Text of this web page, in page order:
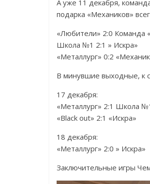
А уже 11 декабря,
подарка «Механиков»
«Любители» 2:0 Команда
Школа №1 2:1 » Искра»
«Металлург» 0:2
В минувшие выходные, к
17 декабря:
«Металлург» 2:1 Школа
«Black out» 2:1 «Искра»
18 декабря:
«Металлург» 2:0 » Искра»
Заключительные игры